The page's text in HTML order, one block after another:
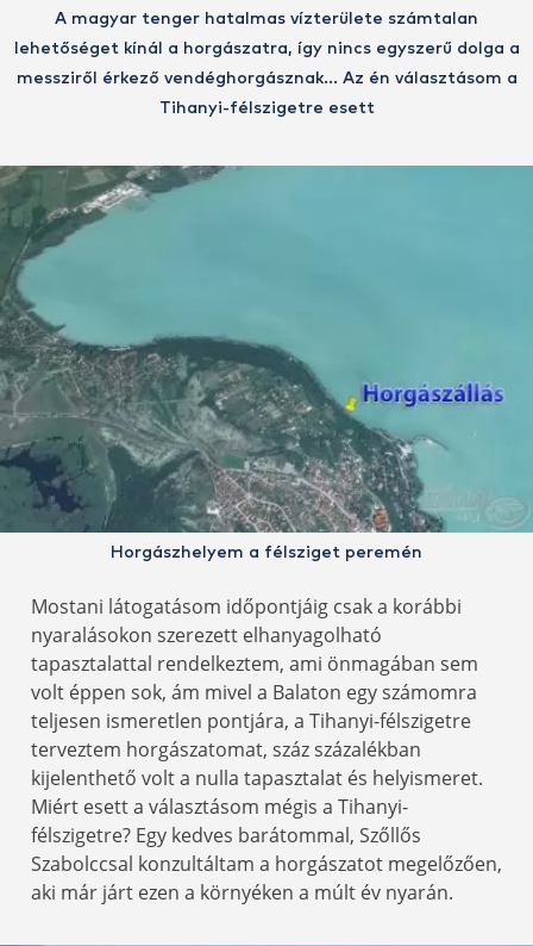
A magyar tenger hatalmas vízterülete számtalan
lehetőséget kínál a horgászatra, így nincs egyszerű dolga a
messziről érkező vendéghorgásznak… Az én választásom a
Tihanyi-félszigetre esett
Horgászhelyem a félsziget peremén
Mostani látogatásom időpontjáig csak a korábbi
nyaralásokon szerezett elhanyagolható
tapasztalattal rendelkeztem, ami önmagában sem
volt éppen sok, ám mivel a Balaton egy számomra
teljesen ismeretlen pontjára, a Tihanyi-félszigetre
terveztem horgászatomat, száz százalékban
kijelenthető volt a nulla tapasztalat és helyismeret.
Miért esett a választásom mégis a Tihanyi-
félszigetre? Egy kedves barátommal, Szőllős
Szabolccsal konzultáltam a horgászatot megelőzően,
aki már járt ezen a környéken a múlt év nyarán.